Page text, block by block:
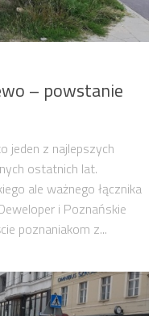
– Szyperska – Piaskowa
– powstanie
jeden z najlepszych
ostatnich lat.
ale ważnego łącznika
i Poznańskie
poznaniakom z...